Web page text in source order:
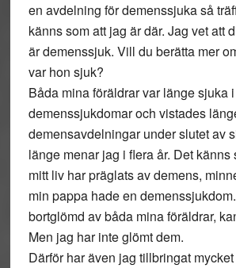
en avdelning för demenssjuka så
känns som att jag är där. Jag vet att
är demenssjuk. Vill du berätta mer
var hon sjuk?
Båda mina föräldrar var länge sjuka i
demenssjukdomar och vistades
demensavdelningar under slutet av
länge menar jag i flera år. Det känns
mitt liv har präglats av demens,
min pappa hade en
bortglömd av båda mina föräldrar,
Men jag har inte glömt dem.
Därför har även jag tillbringat